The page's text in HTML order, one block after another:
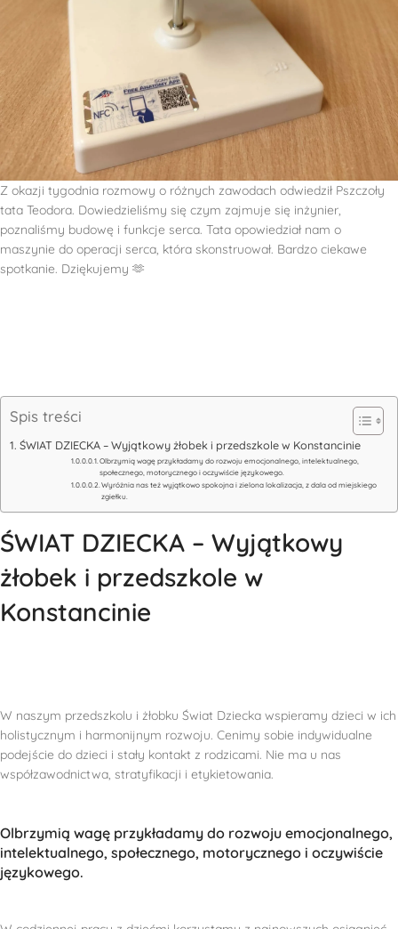
Z okazji tygodnia rozmowy o różnych zawodach odwiedził Pszczoły
tata Teodora. Dowiedzieliśmy się czym zajmuje się inżynier,
poznaliśmy budowę i funkcje serca. Tata opowiedział nam o
maszynie do operacji serca, która skonstruował. Bardzo ciekawe
spotkanie. Dziękujemy 🫶
Spis treści
ŚWIAT DZIECKA – Wyjątkowy żłobek i przedszkole w Konstancinie
Olbrzymią wagę przykładamy do rozwoju emocjonalnego, intelektualnego,
społecznego, motorycznego i oczywiście językowego.
Wyróżnia nas też wyjątkowo spokojna i zielona lokalizacja, z dala od miejskiego
zgiełku.
ŚWIAT DZIECKA – Wyjątkowy
żłobek i przedszkole w
Konstancinie
W naszym przedszkolu i żłobku Świat Dziecka wspieramy dzieci w ich
holistycznym i harmonijnym rozwoju. Cenimy sobie indywidualne
podejście do dzieci i stały kontakt z rodzicami. Nie ma u nas
współzawodnictwa, stratyfikacji i etykietowania.
Olbrzymią wagę przykładamy do rozwoju emocjonalnego,
intelektualnego, społecznego, motorycznego i oczywiście
językowego.